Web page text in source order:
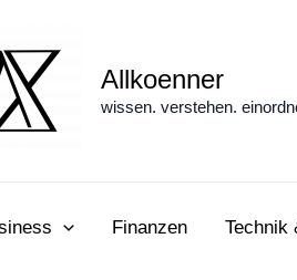
Allkoenner
wissen. verstehen.
Finanzen Technik